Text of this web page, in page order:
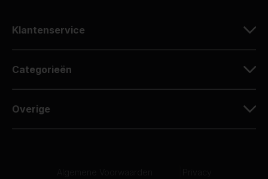
Klantenservice
Categorieën
Overige